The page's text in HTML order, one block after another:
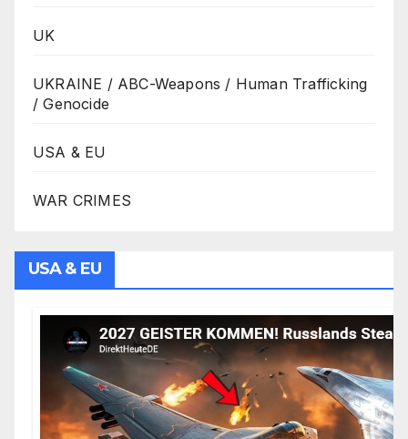
UK
UKRAINE / ABC-Weapons / Human Trafficking
/ Genocide
USA & EU
WAR CRIMES
USA & EU